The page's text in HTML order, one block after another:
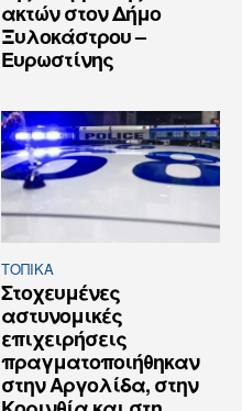
ακτών στον Δήμο
Ξυλοκάστρου –
Ευρωστίνης
ΤΟΠΙΚΑ
Στοχευμένες
αστυνομικές
επιχειρήσεις
πραγματοποιήθηκαν
στην Αργολίδα, στην